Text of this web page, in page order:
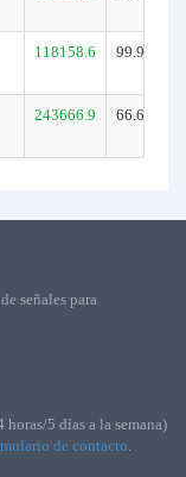
118158.6 99.9%
243666.9 66.6%
señales para
5 días a la semana)
de contacto.